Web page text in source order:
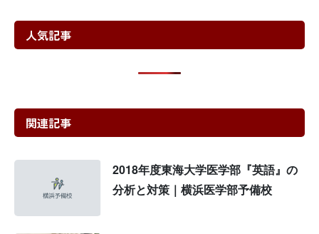
人気記事
関連記事
2018年度東海大学医学部『英語』の
分析と対策｜横浜医学部予備校